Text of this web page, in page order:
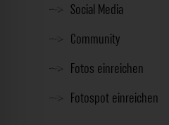
Social Media
Community
Fotos einreichen
Fotospot einreichen